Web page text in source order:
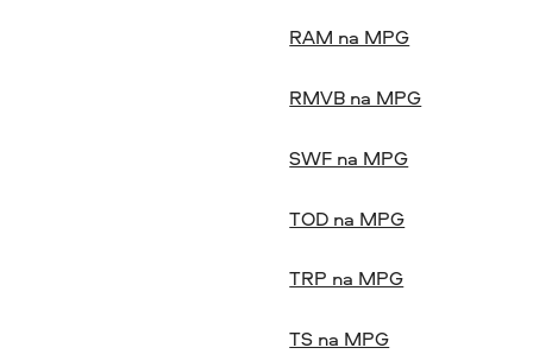
RAM na MPG
RMVB na MPG
SWF na MPG
TOD na MPG
TRP na MPG
TS na MPG